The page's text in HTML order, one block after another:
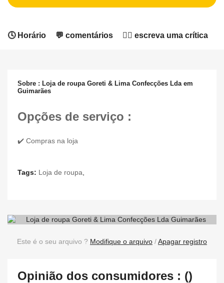
🕓 Horário 💬 comentários ✍🏻 escreva uma crítica
Sobre : Loja de roupa Goreti & Lima Confecções Lda em
Guimarães
Opções de serviço :
✔️ Compras na loja
Tags: Loja de roupa
Este é o seu arquivo ? Modifique o arquivo /Apagar registro
Opinião dos consumidores : ()